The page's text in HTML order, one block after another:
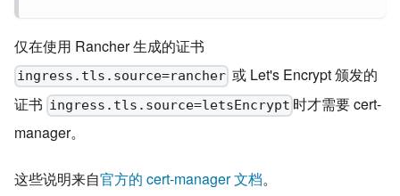
仅在使用 Rancher 生成的证书
ingress.tls.source=rancher 或 Let's Encrypt 颁发的
证书 ingress.tls.source=letsEncrypt 时才需要 cert-
manager。
这些说明来自官方的 cert-manager 文档。